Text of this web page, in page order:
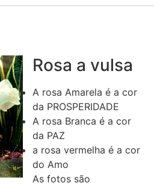
Rosa a vulsa
A rosa Amarela é a cor
da PROSPERIDADE
A rosa Branca é a cor
da PAZ
a rosa vermelha é a cor
do Amo
As fotos são